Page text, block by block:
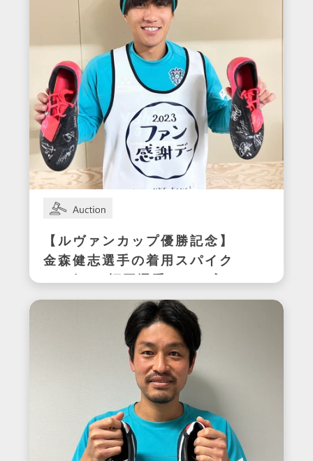
【ルヴァンカップ優勝記念】
金森健志選手の着用スパイク
(アビスパ福岡選手サイン入
り)